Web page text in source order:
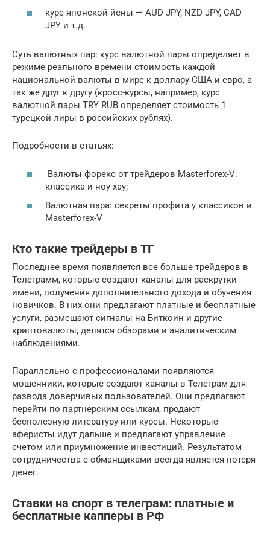
курс японской йены — AUD JPY, NZD JPY, CAD
JPY и т.д.
Суть валютных пар: курс валютной пары определяет в
режиме реального времени стоимость каждой
национальной валюты в мире к доллару США и евро, а
так же друг к другу (кросс-курсы, например, курс
валютной пары TRY RUB определяет стоимость 1
турецкой лиры в российских рублях).
Подробности в статьях:
Валюты форекс от трейдеров Masterforex-V:
классика и ноу-хау;
Валютная пара: секреты профита у классиков и
Masterforex-V
Кто такие трейдеры в ТГ
Последнее время появляется все больше трейдеров в
Телеграмм, которые создают каналы для раскрутки
имени, получения дополнительного дохода и обучения
новичков. В них они предлагают платные и бесплатные
услуги, размещают сигналы на Биткоин и другие
криптовалюты, делятся обзорами и аналитическим
наблюдениями.
Параллельно с профессионалами появляются
мошенники, которые создают каналы в Телеграм для
развода доверчивых пользователей. Они предлагают
перейти по партнерским ссылкам, продают
бесполезную литературу или курсы. Некоторые
аферисты идут дальше и предлагают управление
счетом или приумножение инвестиций. Результатом
сотрудничества с обманщиками всегда является потеря
денег.
Ставки на спорт в телеграм: платные и
бесплатные капперы в РФ